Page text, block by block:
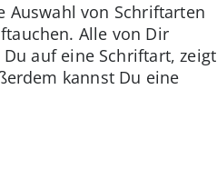
Auswahl von Schriftarten
Alle von Dir
auf eine Schriftart, zeigt
kannst Du eine